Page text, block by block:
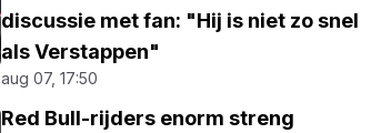
discussie met fan: "Hij is niet zo snel
als Verstappen"
aug 07, 17:50
Red Bull-rijders enorm streng